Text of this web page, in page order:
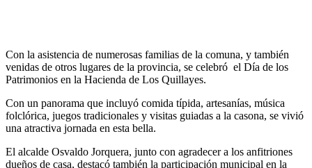
Con la asistencia de numerosas familias de la comuna, y también
venidas de otros lugares de la provincia, se celebró el Día de los
Patrimonios en la Hacienda de Los Quillayes.
Con un panorama que incluyó comida típida, artesanías, música
folclórica, juegos tradicionales y visitas guiadas a la casona, se vivió
una atractiva jornada en esta bella.
El alcalde Osvaldo Jorquera, junto con agradecer a los anfitriones
dueños de casa, destacó también la participación municipal en la